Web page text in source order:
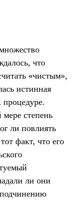
что
«чистым»,
истинная
степень
ли повлиять
факт, что его
ли они